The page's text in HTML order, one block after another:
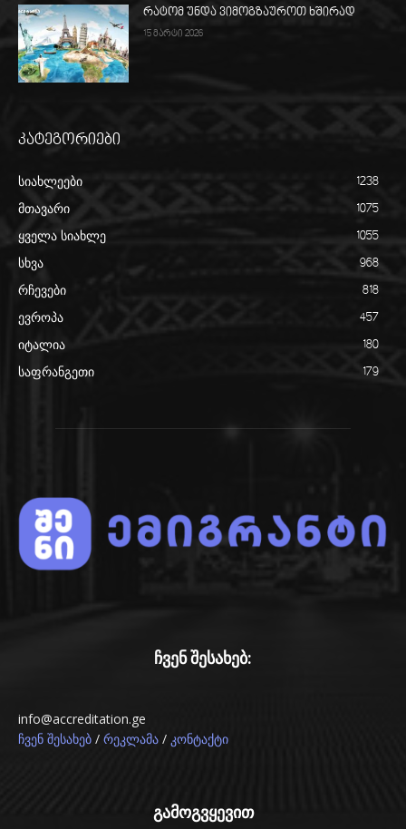
რატომ უნდა ვიმოგზაუროთ ხშირად
15 მარტი 2026
კატეგორიები
სიახლეები 1238
მთავარი 1075
ყველა სიახლე 1055
სხვა 968
რჩევები 818
ევროპა 457
იტალია 180
საფრანგეთი 179
ჩვენ შესახებ:
info@accreditation.ge
ჩვენ შესახებ / რეკლამა / კონტაქტი
გამოგვყევით